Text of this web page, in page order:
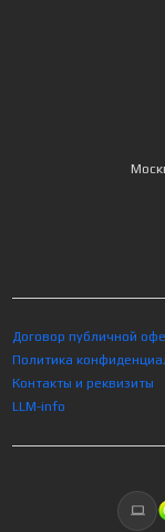
Договор публичной
Политика
Контакты и реквизиты
LLM-info